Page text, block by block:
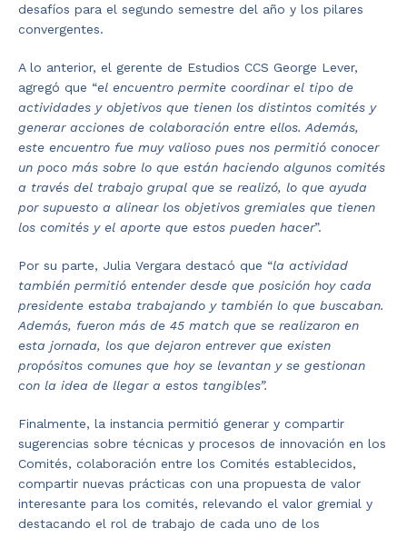
desafíos para el segundo semestre del año y los pilares
convergentes.
A lo anterior, el gerente de Estudios CCS George Lever,
agregó que “el encuentro permite coordinar el tipo de
actividades y objetivos que tienen los distintos comités y
generar acciones de colaboración entre ellos. Además,
este encuentro fue muy valioso pues nos permitió conocer
un poco más sobre lo que están haciendo algunos comités
a través del trabajo grupal que se realizó, lo que ayuda
por supuesto a alinear los objetivos gremiales que tienen
los comités y el aporte que estos pueden hacer”.
Por su parte, Julia Vergara destacó que “la actividad
también permitió entender desde que posición hoy cada
presidente estaba trabajando y también lo que buscaban.
Además, fueron más de 45 match que se realizaron en
esta jornada, los que dejaron entrever que existen
propósitos comunes que hoy se levantan y se gestionan
con la idea de llegar a estos tangibles”.
Finalmente, la instancia permitió generar y compartir
sugerencias sobre técnicas y procesos de innovación en los
Comités, colaboración entre los Comités establecidos,
compartir nuevas prácticas con una propuesta de valor
interesante para los comités, relevando el valor gremial y
destacando el rol de trabajo de cada uno de los